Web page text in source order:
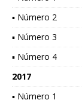
▪ Número 2
▪ Número 3
▪ Número 4
2017
▪ Número 1